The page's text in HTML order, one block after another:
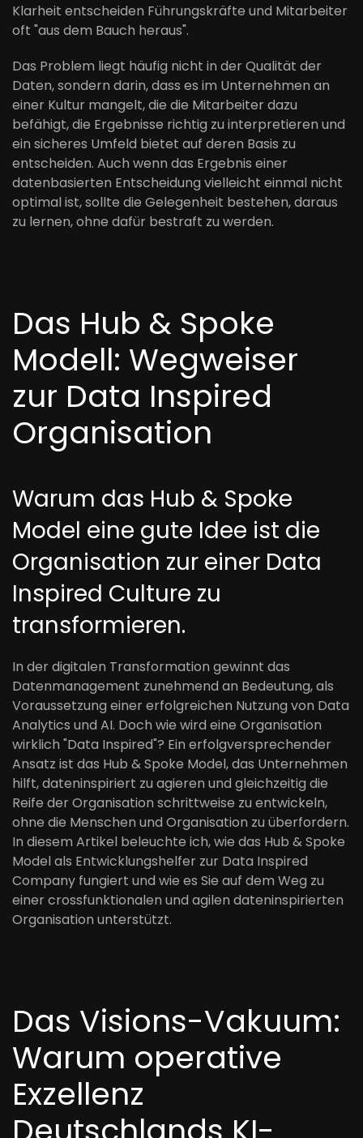
Klarheit entscheiden Führungskräfte und Mitarbeiter
oft "aus dem Bauch heraus".
Das Problem liegt häufig nicht in der Qualität der
Daten, sondern darin, dass es im Unternehmen an
einer Kultur mangelt, die die Mitarbeiter dazu
befähigt, die Ergebnisse richtig zu interpretieren und
ein sicheres Umfeld bietet auf deren Basis zu
entscheiden. Auch wenn das Ergebnis einer
datenbasierten Entscheidung vielleicht einmal nicht
optimal ist, sollte die Gelegenheit bestehen, daraus
zu lernen, ohne dafür bestraft zu werden.
Das Hub & Spoke
Modell: Wegweiser
zur Data Inspired
Organisation
Warum das Hub & Spoke
Model eine gute Idee ist die
Organisation zur einer Data
Inspired Culture zu
transformieren.
In der digitalen Transformation gewinnt das
Datenmanagement zunehmend an Bedeutung, als
Voraussetzung einer erfolgreichen Nutzung von Data
Analytics und AI. Doch wie wird eine Organisation
wirklich "Data Inspired"? Ein erfolgversprechender
Ansatz ist das Hub & Spoke Model, das Unternehmen
hilft, dateninspiriert zu agieren und gleichzeitig die
Reife der Organisation schrittweise zu entwickeln,
ohne die Menschen und Organisation zu überfordern.
In diesem Artikel beleuchte ich, wie das Hub & Spoke
Model als Entwicklungshelfer zur Data Inspired
Company fungiert und wie es Sie auf dem Weg zu
einer crossfunktionalen und agilen dateninspirierten
Organisation unterstützt.
Das Visions-Vakuum:
Warum operative
Exzellenz